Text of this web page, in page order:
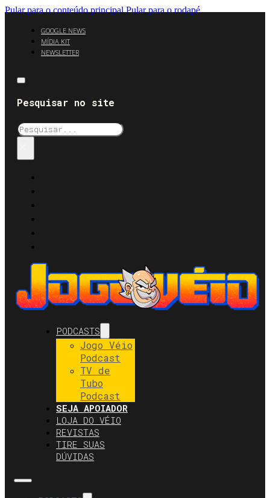
Pular para o conteúdo principal Pular para o rodapé
GOOGLE NEWS
MÍDIA KIT
NEWSLETTER
Pesquisar no site
Pesquisar
PODCASTS
Jogo Véio
Podcast
TV de
Tubo
Podcast
SEJA APOIADOR
LOJA DO VÉIO
REVISTAS
TIRE SUAS
DÚVIDAS